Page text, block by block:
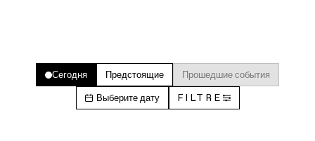
Сегодня Предстоящие Прошедшие события
Выберите дату FILTRE